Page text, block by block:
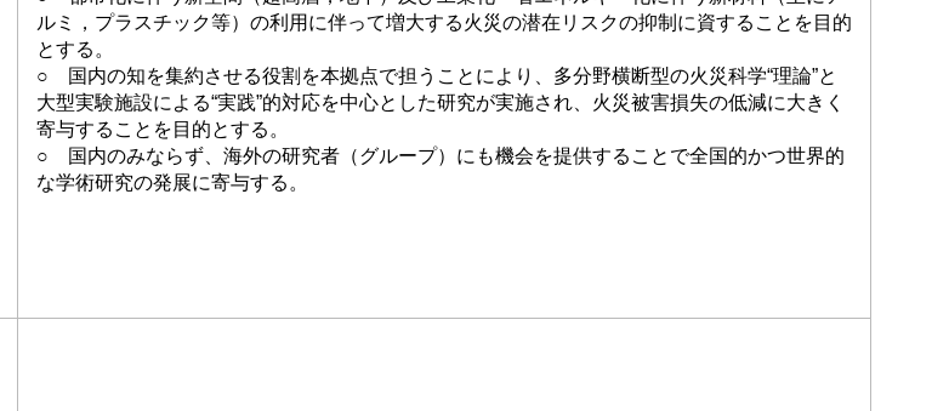
ルミ，プラスチック等）の利用に伴って増大する火災の潜在リスクの抑制に資することを目的
とする。
○ 国内の知を集約させる役割を本拠点で担うことにより、多分野横断型の火災科学“理論”と
大型実験施設による“実践”的対応を中心とした研究が実施され、火災被害損失の低減に大きく
寄与することを目的とする。
○ 国内のみならず、海外の研究者（グループ）にも機会を提供することで全国的かつ世界的
な学術研究の発展に寄与する。